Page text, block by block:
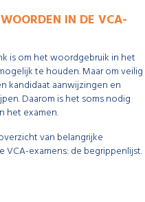
IN DE VCA-
is om het woordgebruik in het
te houden. Maar om veilig
kandidaat aanwijzingen en
Daarom is het soms nodig
het examen.
van belangrijke
examens: de begrippenlijst.